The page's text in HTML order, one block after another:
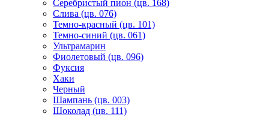
Серебристый пион (цв. 168)
Слива (цв. 076)
Темно-красный (цв. 101)
Темно-синий (цв. 061)
Ультрамарин
Фиолетовый (цв. 096)
Фуксия
Хаки
Черный
Шампань (цв. 003)
Шоколад (цв. 111)